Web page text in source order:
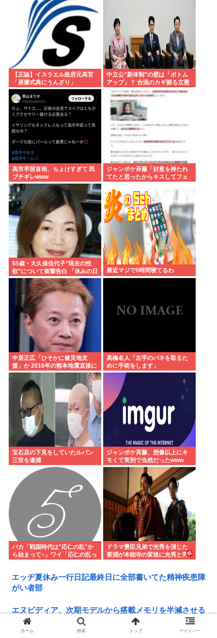
【正論】イスラエル政府元高官
「原爆式典にうんざり」
中立公”新体制”の壁は「ボトム
アップ」？ 合流のカギ握る立憲
高市早苗首相、ちょけすぎて 民
ブチギレwww
ジャンポケ斉藤「好意を持たれ
てたと思ったからキスしてフェ
は？
55歳・大久保佳代子”現在の性
欲”について衝撃告白 「休みの日
とかそうだね、だいたい…」
最近マジで9時間寝てるわ
中居正広「ひそかに被災地支
援」か 2016年の熊本地震直後に
は現地で炊き出し 親友・松本人
志の闘病に心を痛め、頻繁に連
絡も
高橋名人「左手のバネを取るた
めに手術をします」
宝石店の下見をしていたルパン
三世を逮捕
ジャンポケ斉藤、想像以上にキ
モくて実刑で当然だったwww
バカ「戦国時代は"応仁の乱"か
ら始まって~」ワイ「応仁の乱っ
や…あっ…」
ドラマ豊臣兄弟で光秀を演じた
要潤が本能寺の変後に光秀と秀
エッヂ夏休み一行日記最終日に全部書いてた精神疾患障
がい者部
エヌビディア、次期モデルから搭載メモリを半減させる
と発表。突然メモリ余り始めるwww
ホーム 検索 トップ サイドバー